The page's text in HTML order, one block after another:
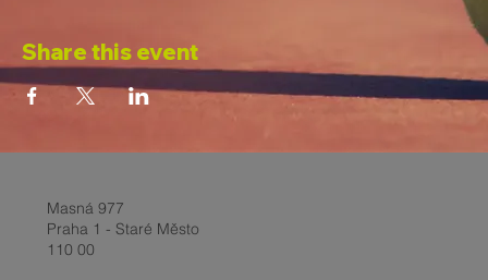
Share this event
Masná 977
Praha 1 - Staré Město
110 00